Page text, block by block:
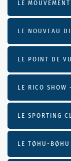
LE
LE NOUVEAU
LE POINT DE
LE RICO SHOW
LE SPORTING
LE TØHU-BØHU